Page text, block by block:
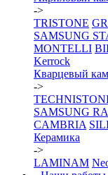
->
TRISTONE
SAMSUNG
MONTELLI
Kerrock
Кварцевый
->
SAMSUNG
CAMBRIA
Керамика
->
LAMINAM